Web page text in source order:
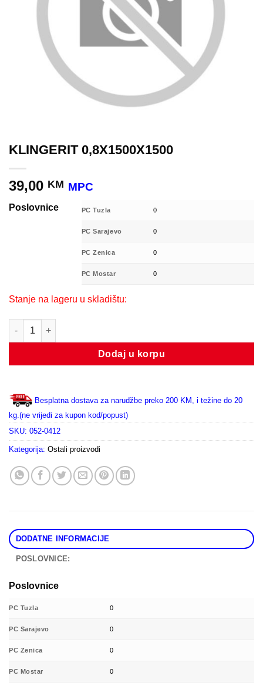
KLINGERIT 0,8X1500X1500
39,00 KM MPC
Poslovnice PC Tuzla 0
PC Sarajevo 0
PC Zenica 0
PC Mostar 0
Stanje na lageru u skladištu:
KLINGERIT 0,8X1500X1500 količina
Dodaj u korpu
Besplatna dostava za narudžbe preko 200 KM, i težine do 20
kg.(ne vrijedi za kupon kod/popust)
SKU: 052-0412
Kategorija: Ostali proizvodi
DODATNE INFORMACIJE
POSLOVNICE:
Poslovnice
PC Tuzla 0
PC Sarajevo 0
PC Zenica 0
PC Mostar 0